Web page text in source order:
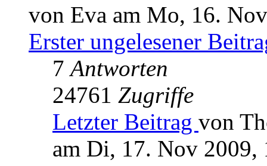
von Eva am Mo, 16.
Erster ungelesener
7Antworten
24761 Zugriffe
Letzter Beitrag von
am Di, 17. Nov 2009,